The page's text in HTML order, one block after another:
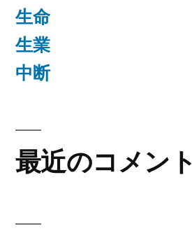
生命
生業
中断
最近のコメント